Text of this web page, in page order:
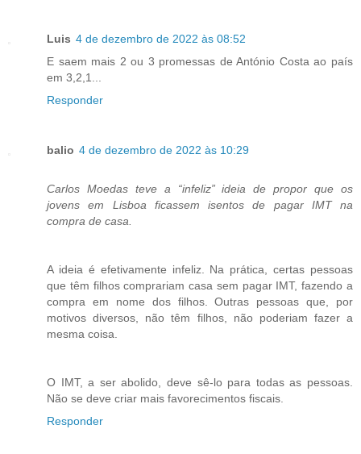
Luis 4 de dezembro de 2022 às 08:52
E saem mais 2 ou 3 promessas de António Costa ao país
em 3,2,1...
Responder
balio 4 de dezembro de 2022 às 10:29
Carlos Moedas teve a “infeliz” ideia de propor que os
jovens em Lisboa ficassem isentos de pagar IMT na
compra de casa.
A ideia é efetivamente infeliz. Na prática, certas pessoas
que têm filhos comprariam casa sem pagar IMT, fazendo a
compra em nome dos filhos. Outras pessoas que, por
motivos diversos, não têm filhos, não poderiam fazer a
mesma coisa.
O IMT, a ser abolido, deve sê-lo para todas as pessoas.
Não se deve criar mais favorecimentos fiscais.
Responder